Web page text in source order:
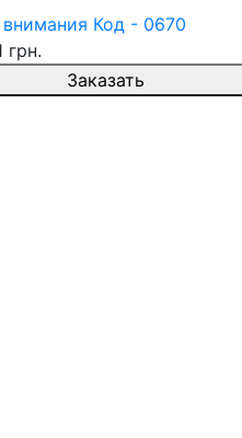
внимания Код - 0670
грн.
Заказать